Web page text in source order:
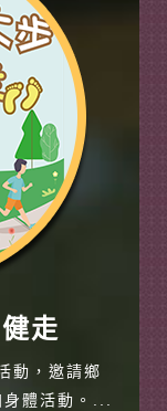
走
動，邀請鄉
體活動。...